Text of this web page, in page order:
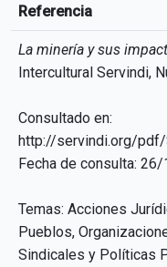
Referencia
Referencia
La minería y sus
Intercultural Servindi,
Consultado en:
http://servindi.org/
Fecha de consulta:
Temas: Acciones
Pueblos,
Sindicales y Políticas